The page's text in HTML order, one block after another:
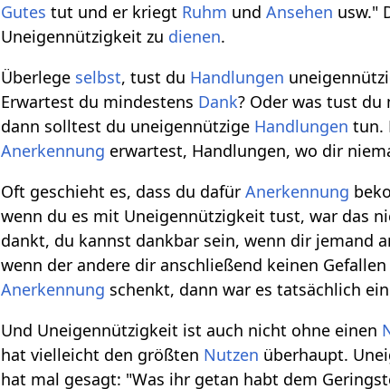
Gutes tut und er kriegt Ruhm undAnsehen usw."
Uneigennützigkeit zu dienen.
Überlege selbst, tust du Handlungen
Erwartest du mindestens Dank? Oder was tust
dann solltest du uneigennützige Handlungen tun.
Anerkennung erwartest, Handlungen, wo dir
Oft geschieht es, dass du dafürAnerkennung
wenn du es mit Uneigennützigkeit tust, war das
dankt, du kannst dankbar sein, wenn dir jemand
wenn der andere dir anschließend keinen
Anerkennung schenkt, dann war es tatsächlich ein
Und Uneigennützigkeit ist auch nicht ohne einen
hat vielleicht den größten Nutzen überhaupt.
hat mal gesagt: "Was ihr getan habt dem